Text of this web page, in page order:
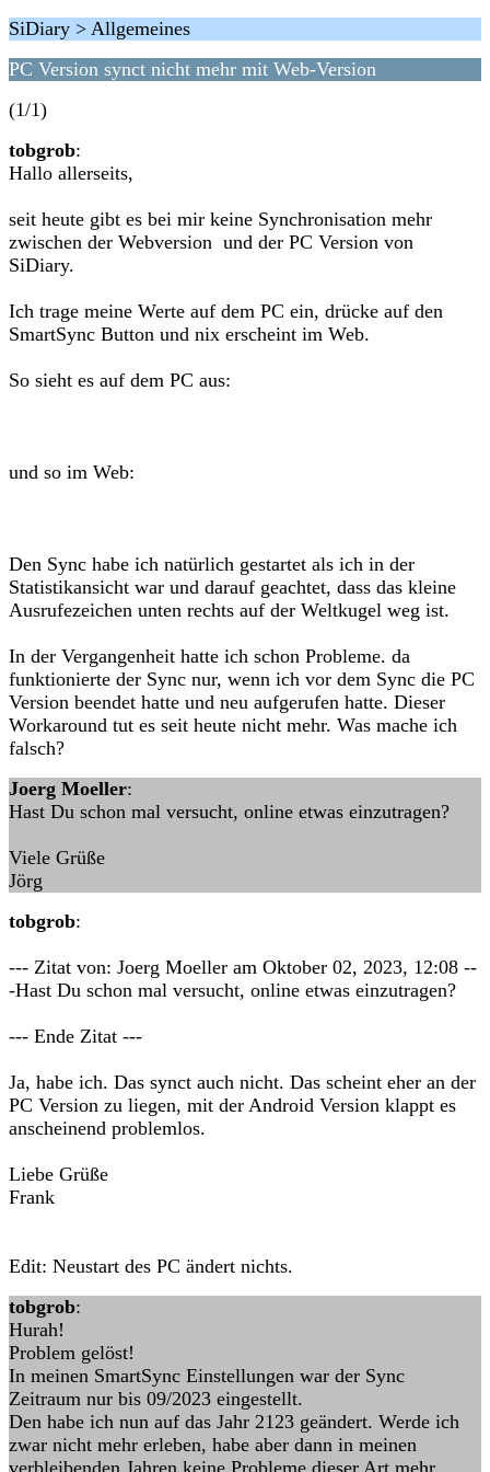
SiDiary > Allgemeines
PC Version synct nicht mehr mit Web-Version
(1/1)
tobgrob:
Hallo allerseits,
seit heute gibt es bei mir keine Synchronisation mehr
zwischen der Webversion und der PC Version von
SiDiary.
Ich trage meine Werte auf dem PC ein, drücke auf den
SmartSync Button und nix erscheint im Web.
So sieht es auf dem PC aus:
und so im Web:
Den Sync habe ich natürlich gestartet als ich in der
Statistikansicht war und darauf geachtet, dass das kleine
Ausrufezeichen unten rechts auf der Weltkugel weg ist.
In der Vergangenheit hatte ich schon Probleme. da
funktionierte der Sync nur, wenn ich vor dem Sync die PC
Version beendet hatte und neu aufgerufen hatte. Dieser
Workaround tut es seit heute nicht mehr. Was mache ich
falsch?
Joerg Moeller:
Hast Du schon mal versucht, online etwas einzutragen?
Viele Grüße
Jörg
tobgrob:
--- Zitat von: Joerg Moeller am Oktober 02, 2023, 12:08 --
-Hast Du schon mal versucht, online etwas einzutragen?
--- Ende Zitat ---
Ja, habe ich. Das synct auch nicht. Das scheint eher an der
PC Version zu liegen, mit der Android Version klappt es
anscheinend problemlos.
Liebe Grüße
Frank
Edit: Neustart des PC ändert nichts.
tobgrob:
Hurah!
Problem gelöst!
In meinen SmartSync Einstellungen war der Sync
Zeitraum nur bis 09/2023 eingestellt.
Den habe ich nun auf das Jahr 2123 geändert. Werde ich
zwar nicht mehr erleben, habe aber dann in meinen
verbleibenden Jahren keine Probleme dieser Art mehr.